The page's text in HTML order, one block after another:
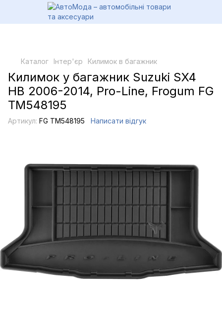
Каталог Інтер'єр Килимок в багажник
Килимок у багажник Suzuki SX4
HB 2006-2014, Pro-Line, Frogum FG
TM548195
Артикул: FG TM548195 Написати відгук